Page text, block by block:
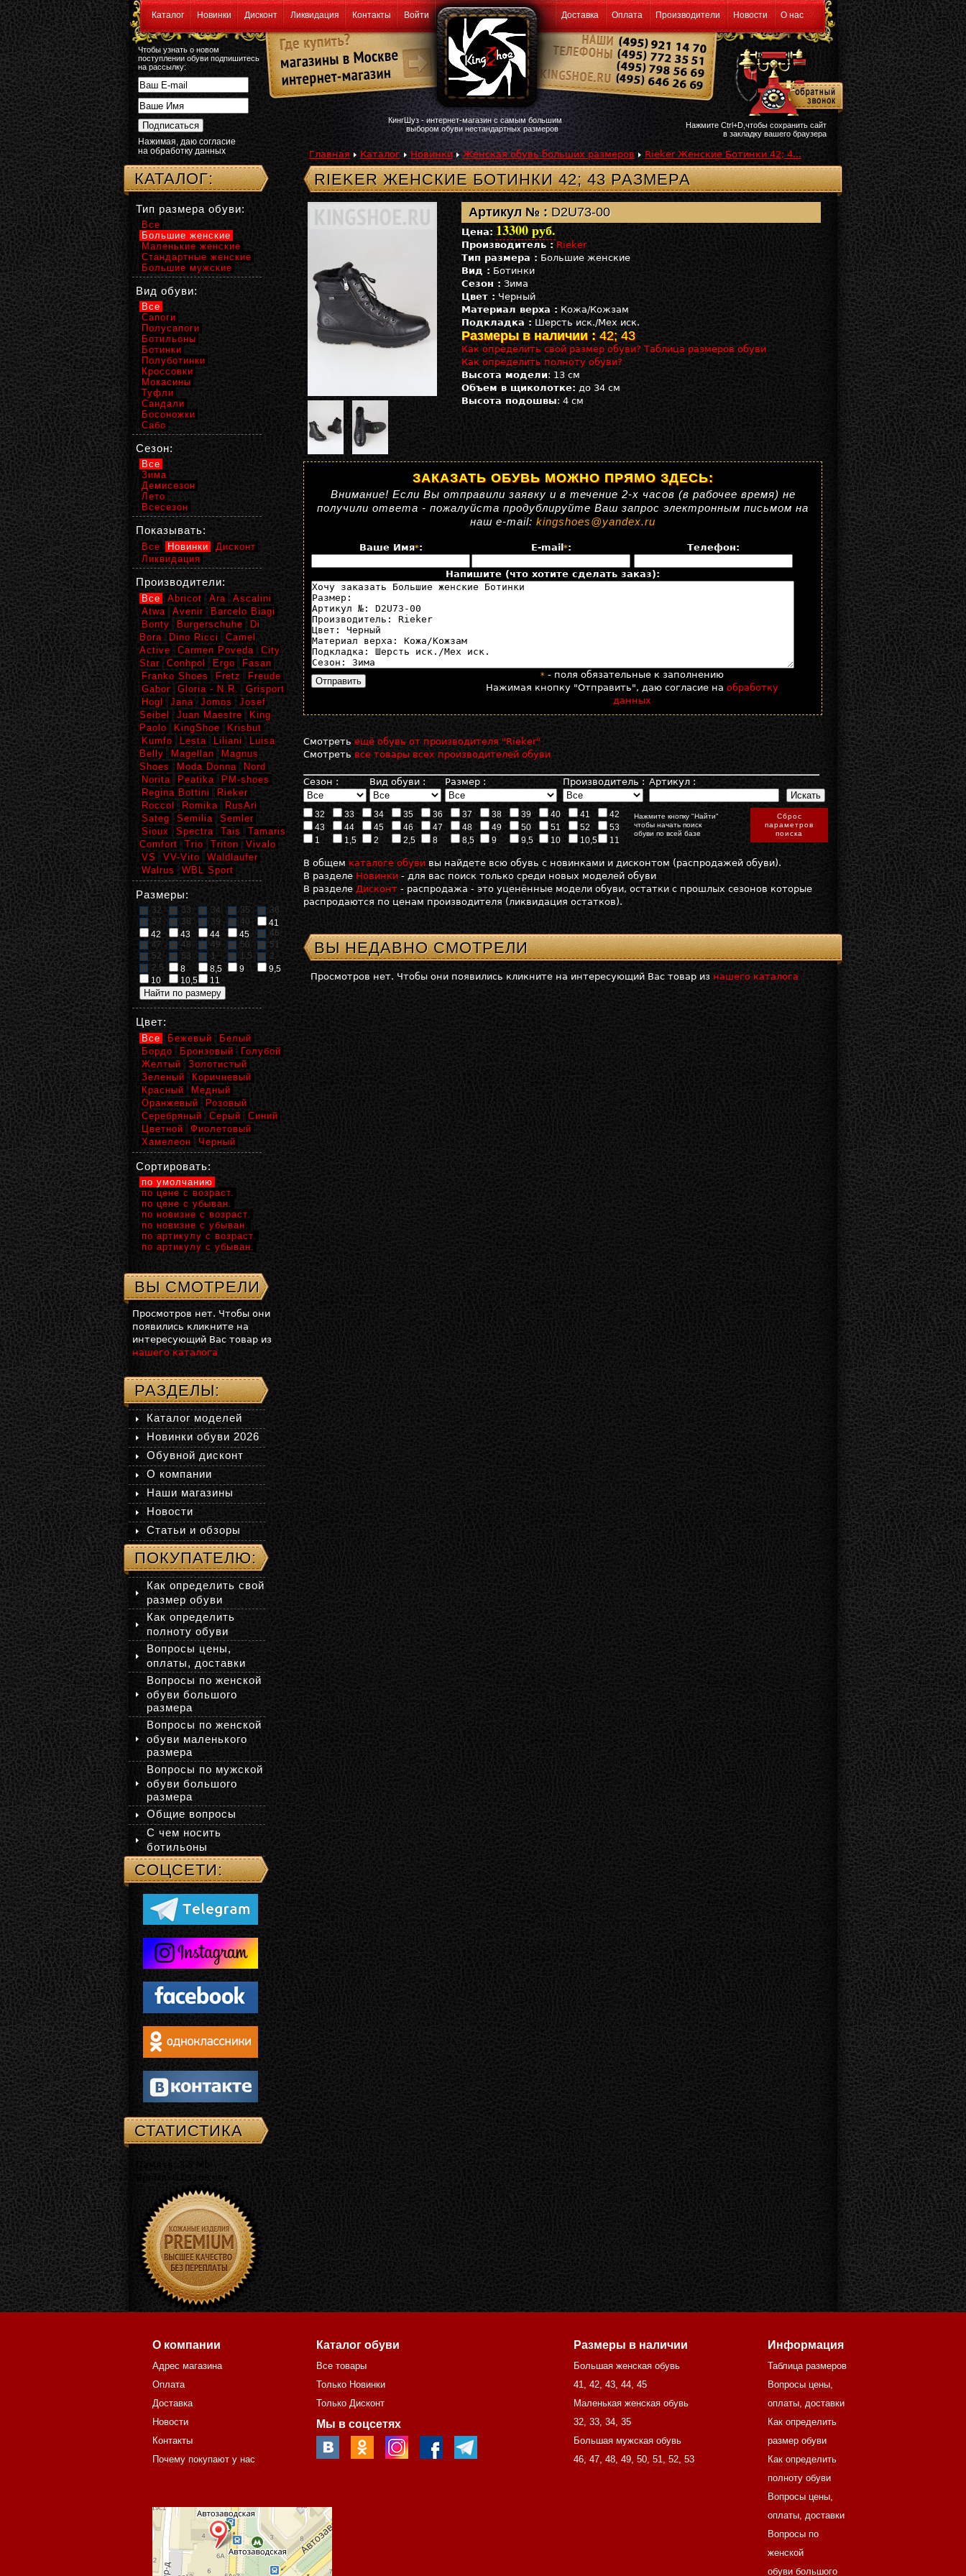
Каталог Новинки Дисконт Ликвидация Контакты Войти Доставка Оплата Производители Новости О нас
Чтобы узнать о новом
поступлении обуви подпишитесь
на рассылку:
Нажимая, даю согласие
на обработку данных
КингШуз - интернет-магазин с самым большим
выбором обуви нестандартных размеров
Нажмите Ctrl+D,чтобы сохранить сайт
в закладку вашего браузера
Главная Каталог Новинки Женская обувь больших размеров Rieker Женские Ботинки 42; 4...
RIEKER ЖЕНСКИЕ БОТИНКИ 42; 43 РАЗМЕРА
Артикул № : D2U73-00
Цена: 13300 руб.
Производитель : Rieker
Тип размера : Большие женские
Вид : Ботинки
Сезон : Зима
Цвет : Черный
Материал верха : Кожа/Кожзам
Подкладка : Шерсть иск./Мех иск.
Размеры в наличии : 42; 43
Как определить свой размер обуви? Таблица размеров обуви
Как определить полноту обуви?
Высота модели: 13 см
Объем в щиколотке: до 34 см
Высота подошвы: 4 см
ЗАКАЗАТЬ ОБУВЬ МОЖНО ПРЯМО ЗДЕСЬ:
Внимание! Если Вы отправили заявку и в течение 2-х часов (в рабочее время) не
получили ответа - пожалуйста продублируйте Ваш запрос электронным письмом на
наш e-mail: kingshoes@yandex.ru
Ваше Имя*: E-mail *: Телефон:
Напишите (что хотите сделать заказ):
* - поля обязательные к заполнению
Нажимая кнопку "Отправить", даю согласие на обработку
данных
Смотретьещё обувь от производителя "Rieker"
Смотреть все товары всех производителей обуви
Сезон : Вид обуви : Размер : Производитель : Артикул :
32 33 34 35 36 37 38 39 40 41
42
43
44 45 46 47 48 49 50 51 52
53
1
1,5 2 2,5 8 8,5 9 9,5 10 10,5 11
Нажмите кнопку "Найти"
чтобы начать поиск
обуви по всей базе
Сброс
параметров
поиска
В общем каталоге обуви вы найдете всю обувь с новинками и дисконтом (распродажей обуви).
В разделе Новинки - для вас поиск только среди новых моделей обуви
В разделе Дисконт - распродажа - это уценённые модели обуви, остатки с прошлых сезонов которые
распродаются по ценам производителя (ликвидация остатков).
ВЫ НЕДАВНО СМОТРЕЛИ
Просмотров нет. Чтобы они появились кликните на интересующий Вас товар из нашего каталога
КАТАЛОГ:
Тип размера обуви:
Все
Большие женские
Маленькие женские
Стандартные женские
Большие мужские
Вид обуви:
Все
Сапоги
Полусапоги
Ботильоны
Ботинки
Полуботинки
Кроссовки
Мокасины
Туфли
Сандали
Босоножки
Сабо
Сезон:
Все
Зима
Демисезон
Лето
Всесезон
Показывать:
Все Новинки
Дисконт
Ликвидация
Производители:
Все Abricot Ara
Ascalini
Atwa
Avenir
Barcelo Biagi
Bonty
Burgerschuhe
Di
Bora
Dino Ricci
Camel
Active
Carmen Poveda
City
Star
Conhpol Ergo
Fasan
Franko Shoes
Fretz
Freude
Gabor
Gloria - N.R.
Grisport
Hogl
Jana Jomos
Josef
Seibel
Juan Maestre
King
Paolo
KingShoe
Krisbut
Kumfo
Lesta Liliani
Luisa
Belly
Magellan
Magnus
Shoes
Moda Donna
Nord
Norita
Peatika
PM-shoes
Regina Bottini
Rieker
Roccol
Romika
RusAri
Sateg
Semilia
Semler
Sioux
Spectra Tais
Tamaris
Comfort
Trio Triton
Vivalo
VS
VV-Vito
Waldlaufer
Walrus
WBL Sport
Размеры:
32 33 34 35
36
37
38 39 40
41
42
43 44 45
46
47
48 49 50
51
52
53 1 1,5
2
2,5
8 8,5 9
9,5
10
10,5 11
Цвет:
Все Бежевый
Белый
Бордо
Бронзовый
Голубой
Желтый
Золотистый
Зеленый
Коричневый
Красный
Медный
Оранжевый
Розовый
Серебряный
Серый
Синий
Цветной
Фиолетовый
Хамелеон
Черный
Сортировать:
по умолчанию
по цене с возраст.
по цене с убыван.
по новизне с возраст.
по новизне с убыван.
по артикулу с возраст.
по артикулу с убыван.
ВЫ СМОТРЕЛИ
Просмотров нет. Чтобы они
появились кликните на
интересующий Вас товар из
нашего каталога
РАЗДЕЛЫ:
Каталог моделей
Новинки обуви 2026
Обувной дисконт
О компании
Наши магазины
Новости
Статьи и обзоры
ПОКУПАТЕЛЮ:
Как определить свой
размер обуви
Как определить
полноту обуви
Вопросы цены,
оплаты, доставки
Вопросы по женской
обуви большого
размера
Вопросы по женской
обуви маленького
размера
Вопросы по мужской
обуви большого
размера
Общие вопросы
С чем носить
ботильоны
СОЦСЕТИ:
СТАТИСТИКА
Память: 3.5 Mb
Время: 0.01168 сек.
О компании
Адрес магазина
Оплата
Доставка
Новости
Контакты
Почему покупают у нас
Каталог обуви
Все товары
Только Новинки
Только Дисконт
Мы в соцсетях
Размеры в наличии
Большая женская обувь
41, 42, 43, 44, 45
Маленькая женская обувь
32, 33, 34, 35
Большая мужская обувь
46, 47, 48, 49, 50, 51, 52, 53
Информация
Таблица размеров
Вопросы цены,
оплаты, доставки
Как определить
размер обуви
Как определить
полноту обуви
Вопросы цены,
оплаты, доставки
Вопросы по
женской
обуви большого